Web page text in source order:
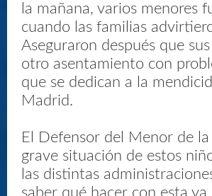
la mañana, varios menores
cuando las familias
Aseguraron después que
otro asentamiento con
que se dedican a la
Madrid.
El Defensor del Menor de
grave situación de estos
las distintas
saber qué hacer con esta